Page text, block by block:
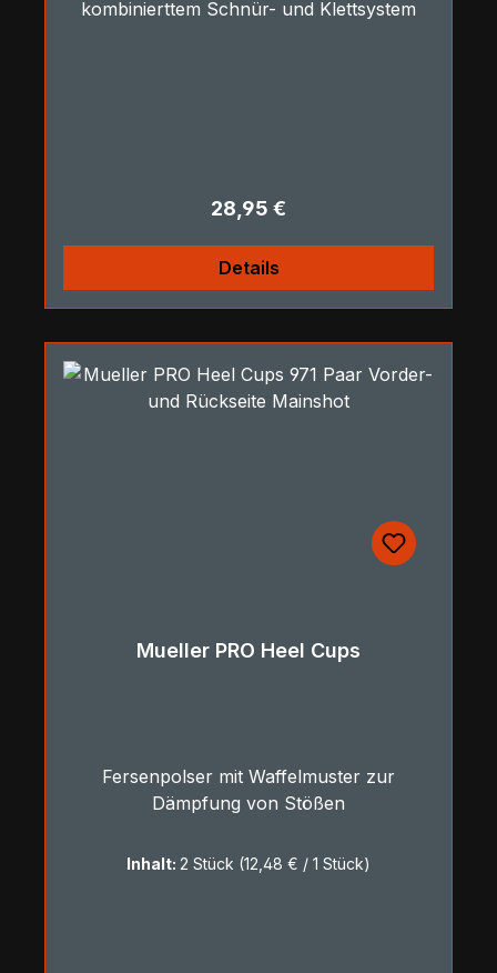
kombinierttem Schnür- und Klettsystem
Regulärer Preis:
28,95 €
Details
Mueller PRO Heel Cups
Fersenpolser mit Waffelmuster zur
Dämpfung von Stößen
Inhalt: 2 Stück (12,48 € / 1 Stück)